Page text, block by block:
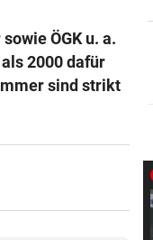
ÖGK u. a.
2000 dafür
sind strikt